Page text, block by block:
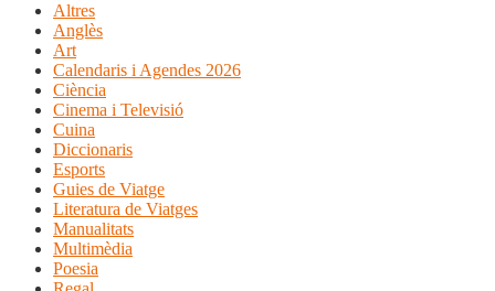
Altres
Anglès
Art
Calendaris i Agendes 2026
Ciència
Cinema i Televisió
Cuina
Diccionaris
Esports
Guies de Viatge
Literatura de Viatges
Manualitats
Multimèdia
Poesia